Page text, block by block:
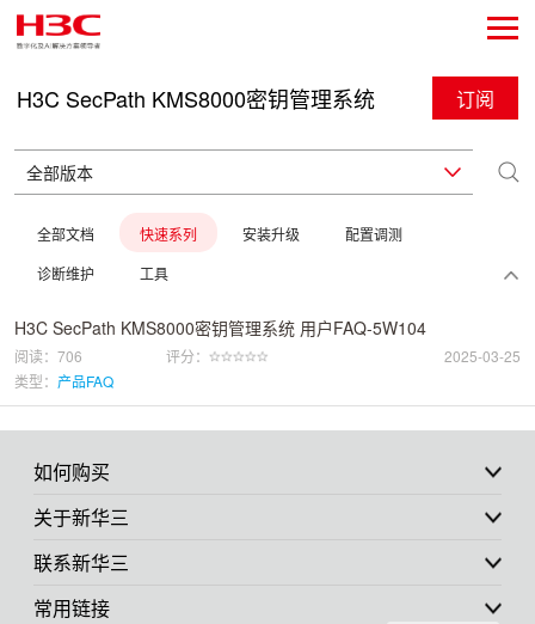
H3C SecPath KMS8000密钥管理系统 订阅
全部文档 快速系列 安装升级
配置调测
诊断维护
工具
H3C SecPath KMS8000密钥管理系统 用户FAQ-5W104
阅读：706 评分：
2025-03-25
类型： 产品FAQ
如何购买
关于新华三
联系新华三
常用链接